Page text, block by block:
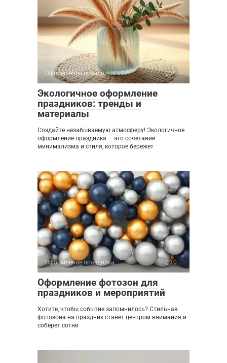
Оформление праздника 0
Экологичное оформление
праздников: тренды и
материалы
Создайте незабываемую атмосферу! Экологичное
оформление праздника — это сочетание
минимализма и стиля, которое бережет
Оформление праздника 0
Оформление фотозон для
праздников и мероприятий
Хотите, чтобы событие запомнилось? Стильная
фотозона на праздник станет центром внимания и
соберет сотни